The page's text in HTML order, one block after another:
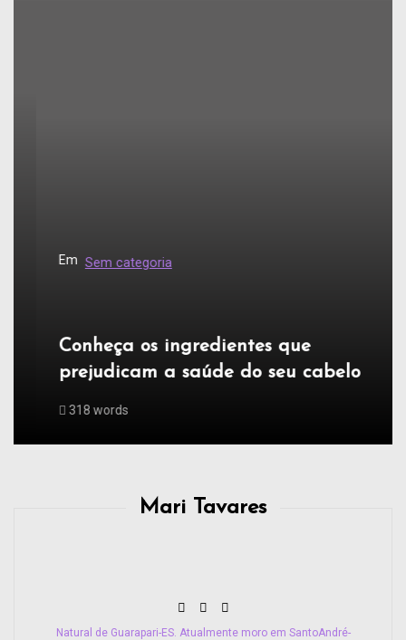
Sem categoria
Conheça os ingredientes que
prejudicam a saúde do seu cabelo
318 words
Mari Tavares
Natural de Guarapari-ES. Atualmente moro em SantoAndré-